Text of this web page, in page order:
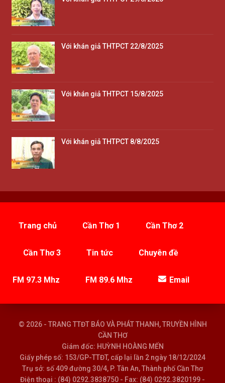
Với khán giả THTPCT 22/8/2025
Với khán giả THTPCT 15/8/2025
Với khán giả THTPCT 8/8/2025
Trang chủ Cần Thơ 1 Cần Thơ 2
Cần Thơ 3 Tin tức Chuyên đề
FM 97.3 Mhz FM 89.6 Mhz Email
© 2026 - TRANG TTĐT BÁO VÀ PHÁT THANH, TRUYỀN HÌNH
CẦN THƠ
Giám đốc: HUỲNH HOÀNG MẾN
Giấy phép số: 153/GP-TTĐT, cấp lại lần 2 ngày 18/12/2024
Trụ sở: số 409 đường 30/4, P. Tân An, Thành phố Cần Thơ
Điện thoại : (84) 0292.3838750 - Fax: (84) 0292.3820199 -